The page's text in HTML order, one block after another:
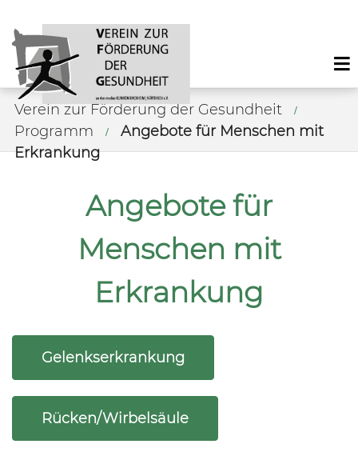
Verein zur Förderung der Gesundheit
Programm
Angebote für Menschen mit
Erkrankung
Angebote für
Menschen mit
Erkrankung
Kurse des folgenden Fachbereiches
Gelenkserkrankung
Kurse des folgenden Fachbereiches
Rücken/Wirbelsäule